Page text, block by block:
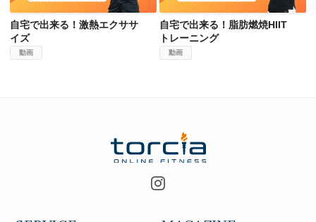
自宅で出来る！激熱エクササ
イズ
動画
自宅で出来る！脂肪燃焼HIIT
トレーニング
動画